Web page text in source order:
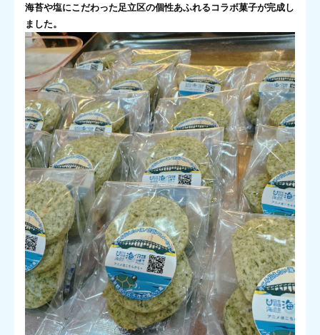
海苔や塩にこだわった足立区の個性あふれるコラボ菓子が完成し
ました。